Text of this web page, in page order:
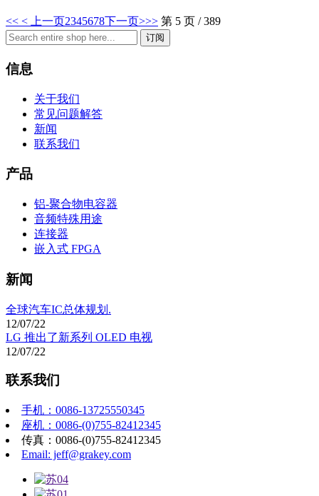
<< < 上一页2345678下一页>>> 第 5 页 / 389
订阅
信息
关于我们
常见问题解答
新闻
联系我们
产品
铝-聚合物电容器
音频特殊用途
连接器
嵌入式 FPGA
新闻
全球汽车IC总体规划.
12/07/22
LG 推出了新系列 OLED 电视
12/07/22
联系我们
手机：0086-13725550345
座机：0086-(0)755-82412345
传真：0086-(0)755-82412345
Email: jeff@grakey.com